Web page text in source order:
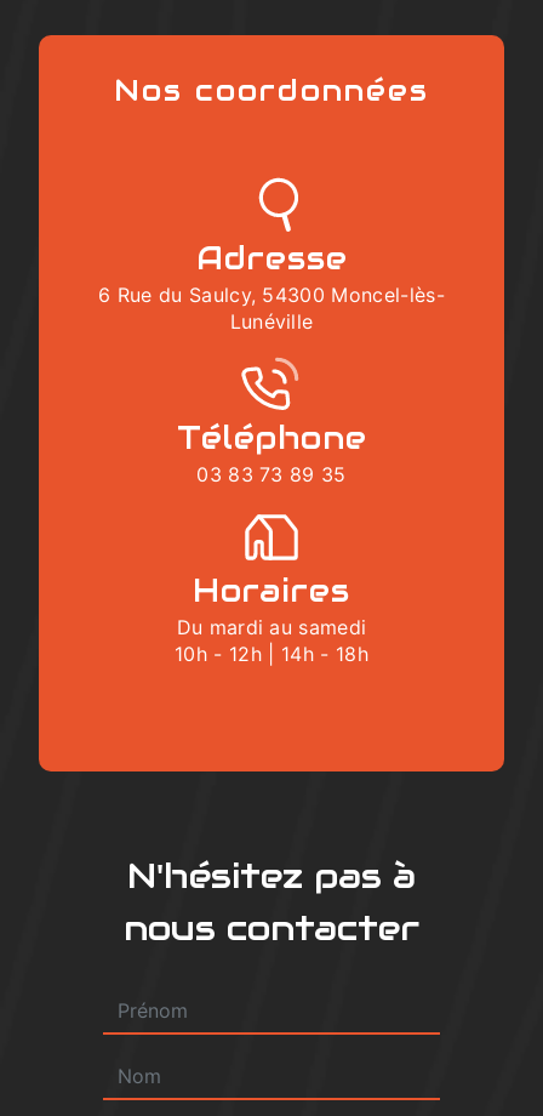
N'hésitez pas à
nous contacter
Nos coordonnées
Adresse
6 Rue du Saulcy, 54300 Moncel-lès-
Lunéville
Téléphone
03 83 73 89 35
Horaires
Du mardi au samedi
10h - 12h | 14h - 18h